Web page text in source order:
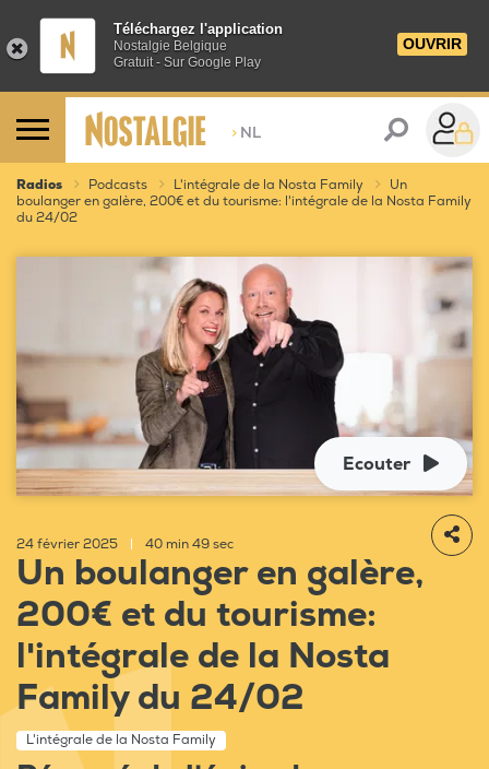
Téléchargez l'application
Nostalgie Belgique
Gratuit - Sur Google Play
OUVRIR
> NL
Radios Podcasts L'intégrale de la Nosta Family
Un
boulanger en galère, 200€ et du tourisme: l'intégrale de la Nosta Family
du 24/02
Ecouter
24 février 2025 40 min 49 sec
Un boulanger en galère,
200€ et du tourisme:
l'intégrale de la Nosta
Family du 24/02
L'intégrale de la Nosta Family